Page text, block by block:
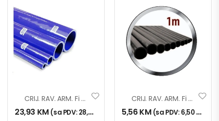
CRIJ. RAV. ARM. Fi 38×1000 SILIKON
23,93 KM (sa PDV: 28,00
CRIJ. RAV. ARM. Fi 10×1000
5,56KM (sa PDV: 6,50 KM